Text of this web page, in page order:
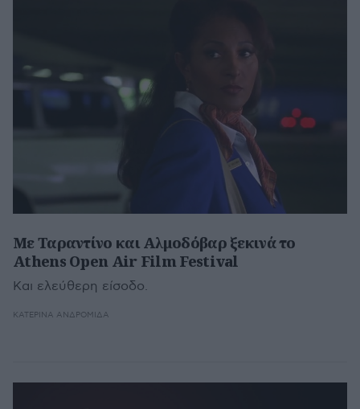
Με Ταραντίνο και Αλμοδόβαρ ξεκινά το
Athens Open Air Film Festival
Kαι ελεύθερη είσοδο.
ΚΑΤΕΡΊΝΑ ΑΝΔΡΟΜΙΔΆ